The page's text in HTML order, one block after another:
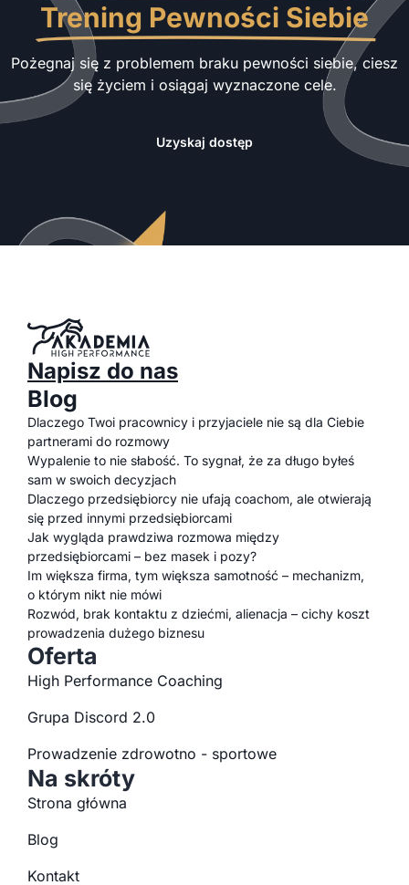
Trening Pewności Siebie
Pożegnaj się z problemem braku pewności siebie, ciesz
się życiem i osiągaj wyznaczone cele.
Uzyskaj dostęp
Napisz do nas
Blog
Dlaczego Twoi pracownicy i przyjaciele nie są dla Ciebie
partnerami do rozmowy
Wypalenie to nie słabość. To sygnał, że za długo byłeś
sam w swoich decyzjach
Dlaczego przedsiębiorcy nie ufają coachom, ale otwierają
się przed innymi przedsiębiorcami
Jak wygląda prawdziwa rozmowa między
przedsiębiorcami – bez masek i pozy?
Im większa firma, tym większa samotność – mechanizm,
o którym nikt nie mówi
Rozwód, brak kontaktu z dziećmi, alienacja – cichy koszt
prowadzenia dużego biznesu
Oferta
High Performance Coaching
Grupa Discord 2.0
Prowadzenie zdrowotno - sportowe
Na skróty
Strona główna
Blog
Kontakt